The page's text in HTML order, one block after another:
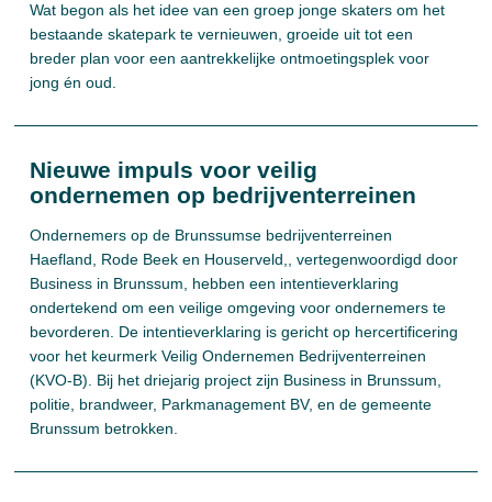
Wat begon als het idee van een groep jonge skaters om het
bestaande skatepark te vernieuwen, groeide uit tot een
breder plan voor een aantrekkelijke ontmoetingsplek voor
jong én oud.
Nieuwe impuls voor veilig
ondernemen op bedrijventerreinen
Ondernemers op de Brunssumse bedrijventerreinen
Haefland, Rode Beek en Houserveld,, vertegenwoordigd door
Business in Brunssum, hebben een intentieverklaring
ondertekend om een veilige omgeving voor ondernemers te
bevorderen. De intentieverklaring is gericht op hercertificering
voor het keurmerk Veilig Ondernemen Bedrijventerreinen
(KVO-B). Bij het driejarig project zijn Business in Brunssum,
politie, brandweer, Parkmanagement BV, en de gemeente
Brunssum betrokken.